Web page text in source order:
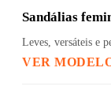
Sandálias
Leves, versáteis e
VER